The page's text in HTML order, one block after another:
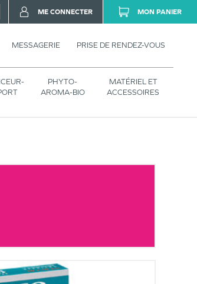
MESSAGERIE PRISE DE RENDEZ-VOUS
PHYTO-
AROMA-BIO
MATÉRIEL ET
ACCESSOIRES
ME CONNECTER MON PANIER